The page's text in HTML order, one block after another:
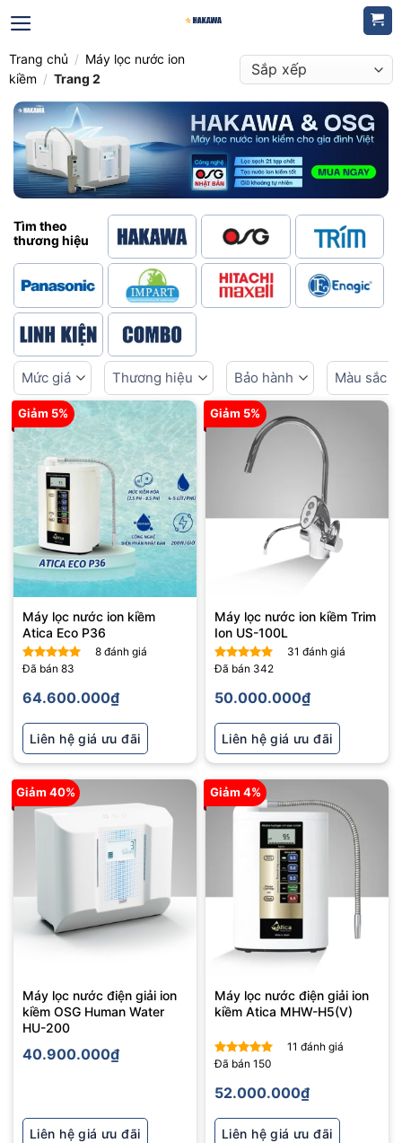
qua
dung
Trang chủ / Máy lọc nước ion
kiềm / Trang 2
Tìm theo
thương hiệu
Mức giá Thương hiệu Bảo hành Màu sắc
Giảm 5%
Máy lọc nước ion kiềm
Atica Eco P36
Được xếp
sao
8đánh giá
Đã bán 83
64.600.000₫
Liên hệ giá ưu đãi
Giảm 5%
Máy lọc nước ion kiềm Trim
Ion US-100L
Được xếp
sao
31 đánh giá
Đã bán 342
50.000.000₫
Liên hệ giá ưu đãi
Giảm 40%
Máy lọc nước điện giải ion
kiềm OSG Human Water
HU-200
40.900.000₫
Liên hệ giá ưu đãi
Giảm 4%
Máy lọc nước điện giải ion
kiềm Atica MHW-H5(V)
Được xếp
sao
11 đánh giá
Đã bán 150
52.000.000₫
Liên hệ giá ưu đãi